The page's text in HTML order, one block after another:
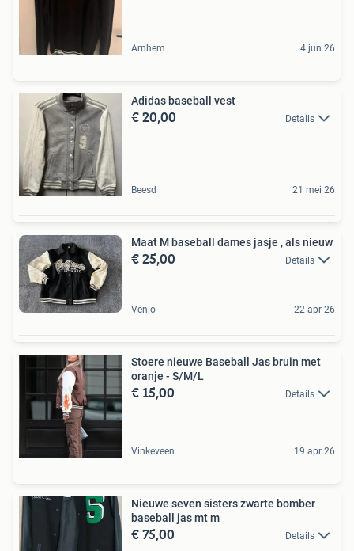
Arnhem 4 jun 26
Adidas baseball vest
€ 20,00 Details
Beesd 21 mei 26
Maat M baseball dames jasje , als nieuw
€ 25,00 Details
Venlo 22 apr 26
Stoere nieuwe Baseball Jas bruin met
oranje - S/M/L
€ 15,00 Details
Vinkeveen 19 apr 26
Nieuwe seven sisters zwarte bomber
baseball jas mt m
€ 75,00 Details